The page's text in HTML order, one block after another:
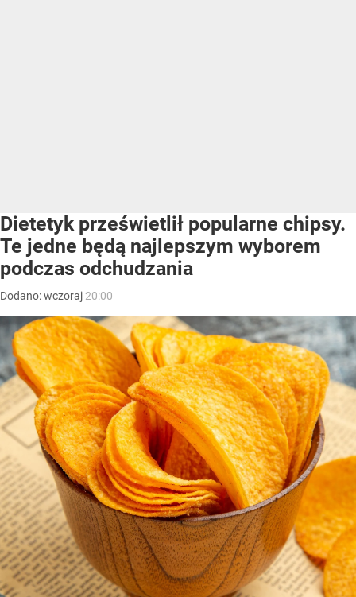
Dietetyk prześwietlił popularne chipsy.
Te jedne będą najlepszym wyborem
podczas odchudzania
Dodano:wczoraj 20:00